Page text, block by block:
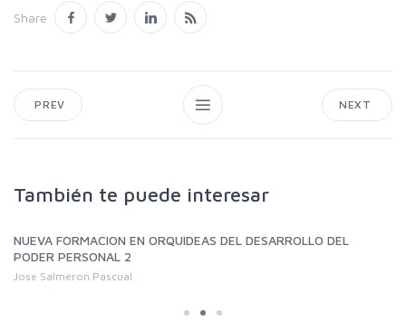
Share
PREV NEXT
También te puede interesar
NUEVA FORMACION EN ORQUIDEAS DEL DESARROLLO DEL
PODER PERSONAL 2
Jose Salmeron Pascual